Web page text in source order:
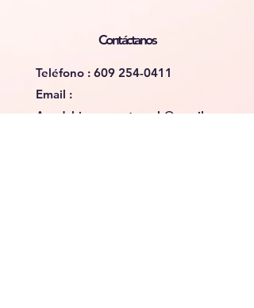
Contáctanos
Teléfono : 609 254-0411
Email :
Ayudahispanaoutreach@gmail.co